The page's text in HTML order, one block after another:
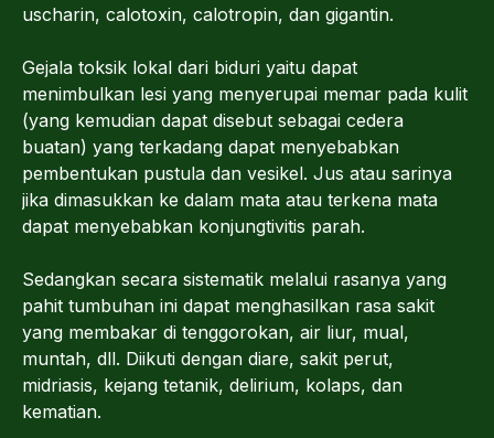
uscharin, calotoxin, calotropin, dan gigantin.
Gejala toksik lokal dari biduri yaitu dapat
menimbulkan lesi yang menyerupai memar pada kulit
(yang kemudian dapat disebut sebagai cedera
buatan) yang terkadang dapat menyebabkan
pembentukan pustula dan vesikel. Jus atau sarinya
jika dimasukkan ke dalam mata atau terkena mata
dapat menyebabkan konjungtivitis parah.
Sedangkan secara sistematik melalui rasanya yang
pahit tumbuhan ini dapat menghasilkan rasa sakit
yang membakar di tenggorokan, air liur, mual,
muntah, dll. Diikuti dengan diare, sakit perut,
midriasis, kejang tetanik, delirium, kolaps, dan
kematian.